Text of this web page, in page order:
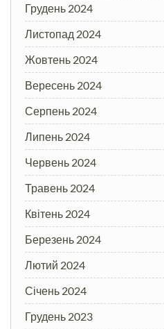
Грудень 2024
Листопад 2024
Жовтень 2024
Вересень 2024
Серпень 2024
Липень 2024
Червень 2024
Травень 2024
Квітень 2024
Березень 2024
Лютий 2024
Січень 2024
Грудень 2023